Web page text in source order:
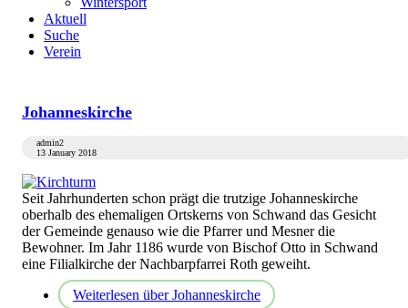
Aktuell
Suche
Verein
Johanneskirche
admin2
13 January 2018
Seit Jahrhunderten schon prägt die trutzige Johanneskirche
oberhalb des ehemaligen Ortskerns von Schwand das Gesicht
der Gemeinde genauso wie die Pfarrer und Mesner die
Bewohner. Im Jahr 1186 wurde von Bischof Otto in Schwand
eine Filialkirche der Nachbarpfarrei Roth geweiht.
Weiterlesen über Johanneskirche